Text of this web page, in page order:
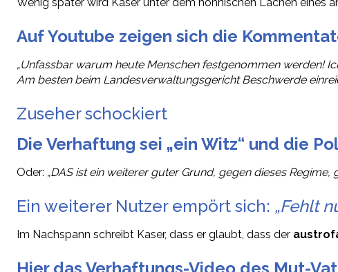
Auf Youtube zeigen sich die
„Unfassbar warum heute Menschen festgenommen werden!
Am besten beim Landesverwaltungsgericht Beschwerde
Zuseher schockiert
Die Verhaftung sei „ein Witz“ und die
Oder: „DAS ist ein weiterer guter Grund, gegen dieses
Ein weiterer Nutzer empört sich: „Fehlt
Im Nachspann schreibt Kaser, dass er glaubt, dass der